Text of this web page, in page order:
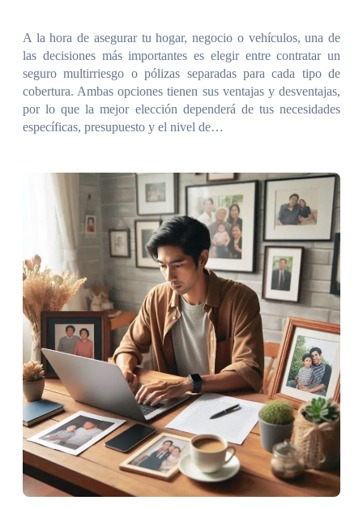
A la hora de asegurar tu hogar, negocio o vehículos, una de
las decisiones más importantes es elegir entre contratar un
seguro multirriesgo o pólizas separadas para cada tipo de
cobertura. Ambas opciones tienen sus ventajas y desventajas,
por lo que la mejor elección dependerá de tus necesidades
específicas, presupuesto y el nivel de…